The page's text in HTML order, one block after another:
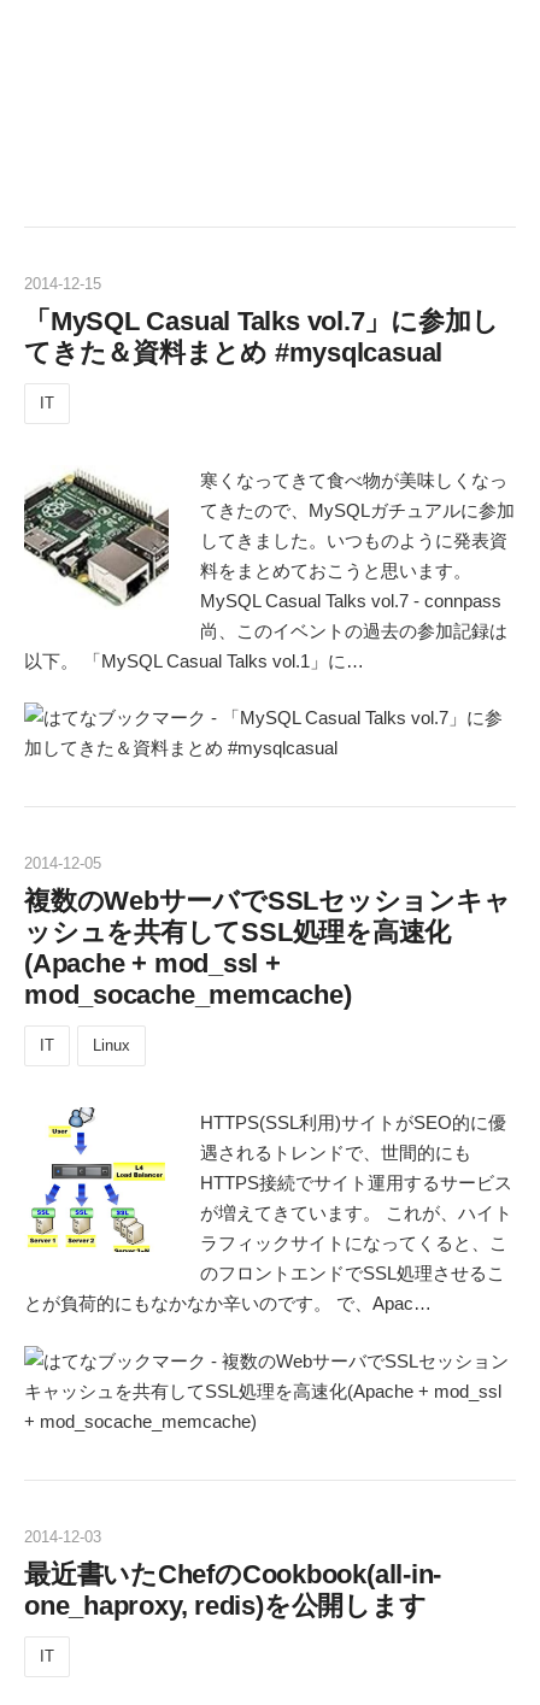
2014-12-15
「MySQL Casual Talks vol.7」に参加し
てきた＆資料まとめ #mysqlcasual
IT
寒くなってきて食べ物が美味しくなっ
てきたので、MySQLガチュアルに参加
してきました。いつものように発表資
料をまとめておこうと思います。
MySQL Casual Talks vol.7 - connpass
尚、このイベントの過去の参加記録は
以下。 「MySQL Casual Talks vol.1」に…
2014-12-05
複数のWebサーバでSSLセッションキャ
ッシュを共有してSSL処理を高速化
(Apache + mod_ssl +
mod_socache_memcache)
IT Linux
HTTPS(SSL利用)サイトがSEO的に優
遇されるトレンドで、世間的にも
HTTPS接続でサイト運用するサービス
が増えてきています。 これが、ハイト
ラフィックサイトになってくると、こ
のフロントエンドでSSL処理させるこ
とが負荷的にもなかなか辛いのです。 で、Apac…
2014-12-03
最近書いたChefのCookbook(all-in-
one_haproxy, redis)を公開します
IT